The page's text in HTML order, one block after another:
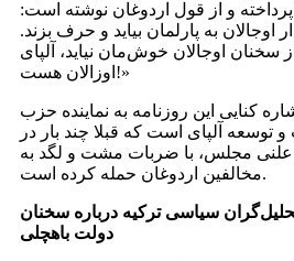
و از قول اردوغان نوشته است:
اوجالان به پارلمان بیاید و حرف بزند.
سخنان اوجالان خوش‌مان نیاید، آلپای
اوزالان هست!»
کنایی این روزنامه به نماینده حزب
توسعه آلپای است که قبلا چند بار در
مجلس، با ضربات مشت و لگد به
مخالفین اردوغان حمله کرده است.
سیاسی ترکیه درباره سخنان
دولت باهچلی